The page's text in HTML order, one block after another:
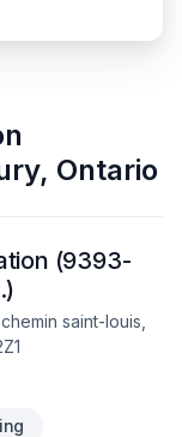
, Ontario
(9393-
saint-louis,